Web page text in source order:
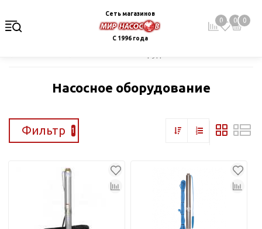
Сеть магазинов
С 1996 года
0 0 0
Насосное оборудование
Фильтр 1